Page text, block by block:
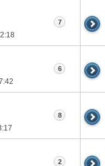
7
6
8
2